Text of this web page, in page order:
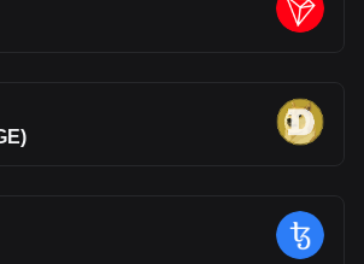
on adoption. In a conservative
prices could extend toward $0.30–
remain highly speculative.
fragmented ecosystems that struggle to
this approach could make it easier
across chains and for users to interact with
That said, Fluent is still